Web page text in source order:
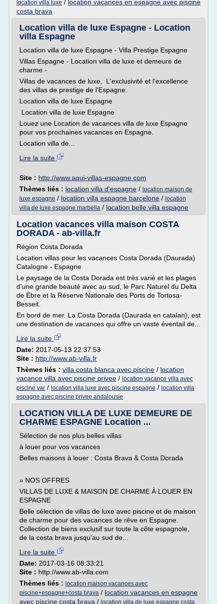
location villa luxe / location vacances en espagne avec piscine
costa brava
Location villa de luxe Espagne - Location
villa Espagne
Location villa de luxe Espagne - Villa Prestige Espagne
Villas Espagne - Location villa de luxe et demeure de
charme -
Villas de vacances de luxe, L'exclusivité et l'excellence
des villas de prestige de l'Espagne.
Location villa de luxe Espagne
Location villa de luxe Espagne
Louez une Location de vacances villa de luxe Espagne
pour vos prochaines vacances en Espagne.
Location villa de...
Lire la suite
Site : http://www.aqui-villas-espagne.com
Thèmes liés : location villa d'espagne / location maison de
luxe espagne / location villa espagne barcelone / location
villa de luxe espagne marbella / location belle villa espagne
Location vacances villa maison COSTA
DORADA - ab-villa.fr
Région Costa Dorada
Location villas pour les vacances Costa Dorada (Daurada)
Catalogne - Espagne
Le paysage de la Costa Dorada est très varié et les plages
d'une grande beauté avec au sud, le Parc Naturel du Delta
de Èbre et la Réserve Nationale des Ports de Tortosa-
Besseit.
En bord de mer. La Costa Dorada (Daurada en catalan), est
une destination de vacances qui offre un vaste éventail de...
Lire la suite
Date: 2017-05-13 22:37:53
Site : http://www.ab-villa.fr
Thèmes liés : villa costa blanca avec piscine / location
vacance villa avec piscine privee / location vacance villa avec
piscine var / location villa luxe avec piscine espagne / location villa
espagne avec piscine privee andalousie
LOCATION VILLA DE LUXE DEMEURE DE
CHARME ESPAGNE Location ...
Sélection de nos plus belles villas
à louer pour vos vacances
Belles maisons à louer : Costa Brava & Costa Dorada
» NOS OFFRES
VILLAS DE LUXE & MAISON DE CHARME À LOUER EN
ESPAGNE
Belle sélection de villas de luxe avec piscine et de maison
de charme pour des vacances de rêve en Espagne.
Collection de biens exclusif sur toute la côte espagnole,
de la costa brava jusqu'au sud de...
Lire la suite
Date: 2017-03-16 08:33:21
Site : http://www.ab-villa.com
Thèmes liés : location maison vacances avec
piscine+espagne+costa brava / location vacances en espagne
avec piscine costa brava / location villa de luxe espagne costa